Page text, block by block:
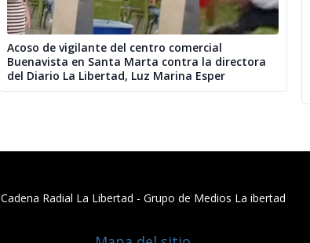
Acoso de vigilante del centro comercial
Buenavista en Santa Marta contra la directora
del Diario La Libertad, Luz Marina Esper
Cadena Radial La Libertad​ - Grupo de Medios La ibertad